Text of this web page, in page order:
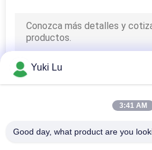
Perfil
aluminio
Yuki Lu
3:41 AM
Good day, what product are you